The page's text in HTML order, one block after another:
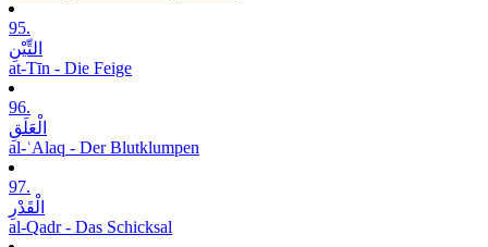
95.
التِّیْنِ
at-Tīn - Die Feige
96.
الْعَلَقِ
al-ʿAlaq - Der Blutklumpen
97.
الْقَدْرِ
al-Qadr - Das Schicksal